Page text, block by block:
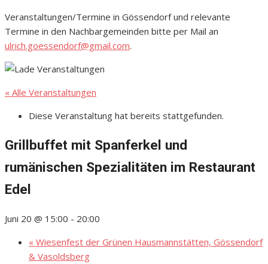
Veranstaltungen/Termine in Gössendorf und relevante
Termine in den Nachbargemeinden bitte per Mail an
ulrich.goessendorf@gmail.com.
« Alle Veranstaltungen
Diese Veranstaltung hat bereits stattgefunden.
Grillbuffet mit Spanferkel und
rumänischen Spezialitäten im Restaurant
Edel
Juni 20 @ 15:00 - 20:00
« Wiesenfest der Grünen Hausmannstätten, Gössendorf
& Vasoldsberg